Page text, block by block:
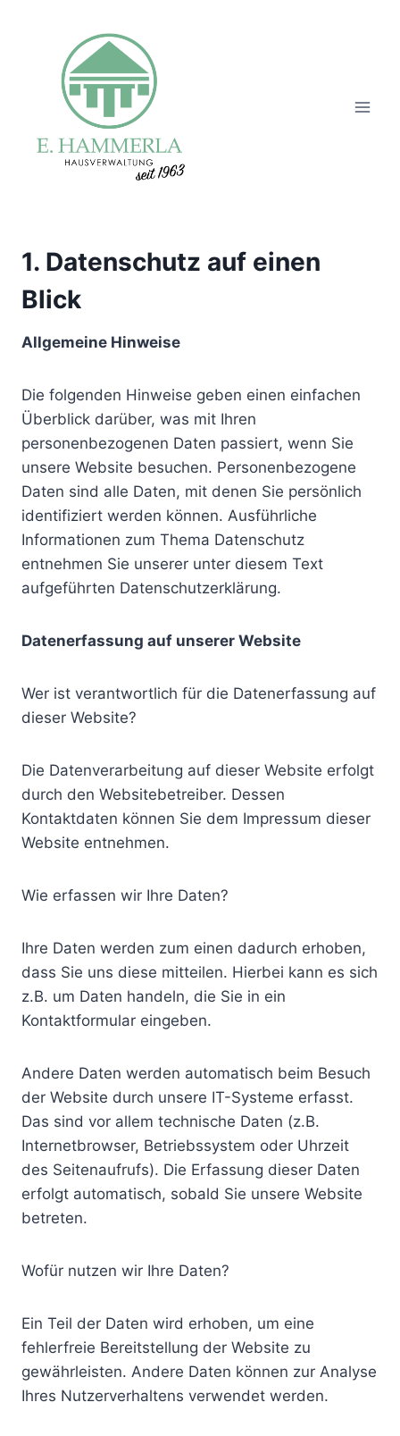
1. Datenschutz auf einen
Blick
Allgemeine Hinweise
Die folgenden Hinweise geben einen einfachen
Überblick darüber, was mit Ihren
personenbezogenen Daten passiert, wenn Sie
unsere Website besuchen. Personenbezogene
Daten sind alle Daten, mit denen Sie persönlich
identifiziert werden können. Ausführliche
Informationen zum Thema Datenschutz
entnehmen Sie unserer unter diesem Text
aufgeführten Datenschutzerklärung.
Datenerfassung auf unserer Website
Wer ist verantwortlich für die Datenerfassung auf
dieser Website?
Die Datenverarbeitung auf dieser Website erfolgt
durch den Websitebetreiber. Dessen
Kontaktdaten können Sie dem Impressum dieser
Website entnehmen.
Wie erfassen wir Ihre Daten?
Ihre Daten werden zum einen dadurch erhoben,
dass Sie uns diese mitteilen. Hierbei kann es sich
z.B. um Daten handeln, die Sie in ein
Kontaktformular eingeben.
Andere Daten werden automatisch beim Besuch
der Website durch unsere IT-Systeme erfasst.
Das sind vor allem technische Daten (z.B.
Internetbrowser, Betriebssystem oder Uhrzeit
des Seitenaufrufs). Die Erfassung dieser Daten
erfolgt automatisch, sobald Sie unsere Website
betreten.
Wofür nutzen wir Ihre Daten?
Ein Teil der Daten wird erhoben, um eine
fehlerfreie Bereitstellung der Website zu
gewährleisten. Andere Daten können zur Analyse
Ihres Nutzerverhaltens verwendet werden.